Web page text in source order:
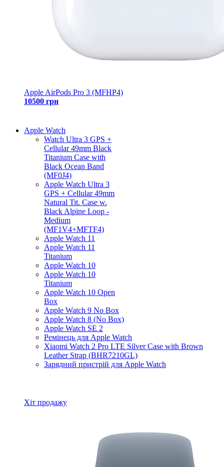
Apple AirPods Pro 3 (MFHP4)
10500 грн
Apple Watch
Watch Ultra 3 GPS +
Cellular 49mm Black
Titanium Case with
Black Ocean Band
(MF0J4)
Apple Watch Ultra 3
GPS + Cellular 49mm
Natural Tit. Case w.
Black Alpine Loop -
Medium
(MF1V4+MFTF4)
Apple Watch 11
Apple Watch 11
Titanium
Apple Watch 10
Apple Watch 10
Titanium
Apple Watch 10 Open
Box
Apple Watch 9 No Box
Apple Watch 8 (No Box)
Apple Watch SE 2
Ремінець для Apple Watch
Xiaomi Watch 2 Pro LTE Silver Case with Brown
Leather Strap (BHR7210GL)
Зарядний пристрій для Apple Watch
Хіт продажу